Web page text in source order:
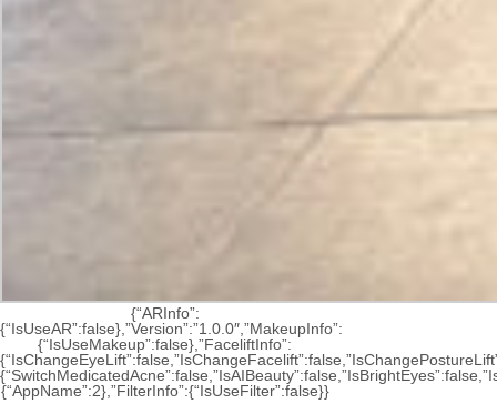
{“ARInfo”:
{“IsUseAR”:false},”Version”:”1.0.0″,”MakeupInfo”:
{“IsUseMakeup”:false},”FaceliftInfo”:
{“AppName”:2},”FilterInfo”:{“IsUseFilter”:false}}